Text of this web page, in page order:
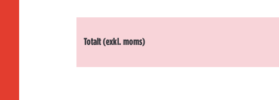
Totalt (exkl. moms)